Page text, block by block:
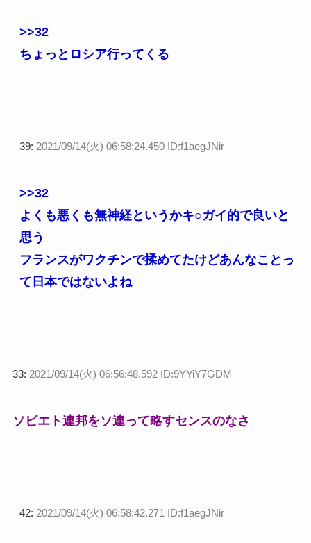
>>32
ちょっとロシア行ってくる
39: 2021/09/14(火) 06:58:24.450 ID:f1aegJNir
>>32
よくも悪くも無神経というかキ○ガイ的で良いと
思う
フランスがワクチンで揉めてたけどあんなことっ
て日本ではないよね
33: 2021/09/14(火) 06:56:48.592 ID:9YYiY7GDM
ソビエト連邦をソ連って略すセンスのなさ
42: 2021/09/14(火) 06:58:42.271 ID:f1aegJNir